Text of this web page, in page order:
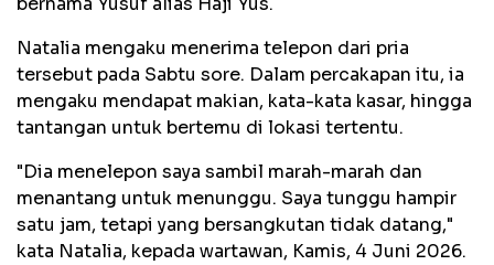
Natalia mengaku menerima telepon dari pria
tersebut pada Sabtu sore. Dalam percakapan itu, ia
mengaku mendapat makian, kata-kata kasar, hingga
tantangan untuk bertemu di lokasi tertentu.
"Dia menelepon saya sambil marah-marah dan
menantang untuk menunggu. Saya tunggu hampir
satu jam, tetapi yang bersangkutan tidak datang,"
kata Natalia, kepada wartawan, Kamis, 4 Juni 2026.